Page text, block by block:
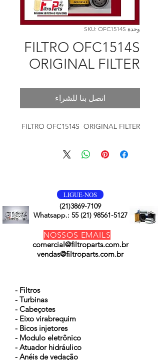
وحدة SKU: OFC1514S
FILTRO OFC1514S
ORIGINAL FILTER
اتصل بنا للشراء
FILTRO OFC1514S ORIGINAL FILTER
LIGUE-NOS
(21)3869-7109
Whatsapp.: 55 (21) 98561-5127
NOSSOS EMAILS
comercial@filtroparts.com.br
vendas@filtroparts.com.br
- Filtros
- Turbinas
- Cabeçotes
- Eixo virabrequim
- Bicos injetores
- Modulo eletrônico
- Atuador hidráulico
- Anéis de vedação